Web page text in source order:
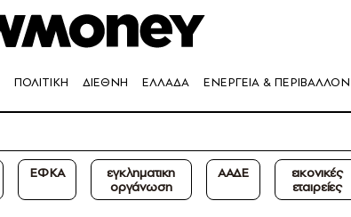
ΠΟΛΙΤΙΚΗ ΔΙΕΘΝΗ ΕΛΛΑΔΑ ΕΝΕΡΓΕΙΑ & ΠΕΡΙΒΑΛΛΟΝ
ΕΦΚΑ
εγκληματικη
οργάνωση
ΑΑΔΕ
εικονικές
εταιρείες